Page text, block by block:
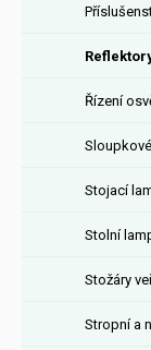
Řízení
Stojací
Stolní
Stožáry
Stropní a